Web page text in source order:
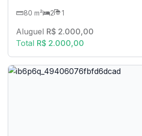
80 m² 2 1
Aluguel R$ 2.000,00
Total R$ 2.000,00